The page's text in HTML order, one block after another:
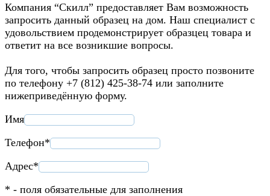
Компания “Скилл” предоставляет Вам возможность
запросить данный образец на дом. Наш специалист с
удовольствием продемонстрирует образцец товара и
ответит на все возникшие вопросы.
Для того, чтобы запросить образец просто позвоните
по телефону +7 (812) 425-38-74 или заполните
нижеприведённую форму.
Имя
Телефон*
Адрес*
* - поля обязательные для заполнения